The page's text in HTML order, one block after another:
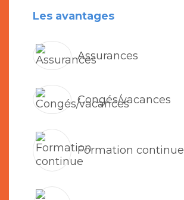
Les avantages
Assurances
Congés/vacances
Formation continue